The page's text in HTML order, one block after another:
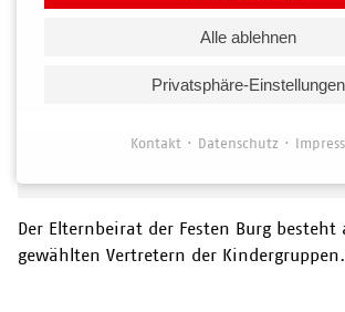
Der Elternbeirat der Festen Burg besteht
gewählten Vertretern der Kindergruppen.
Alle ablehnen
Privatsphäre-Einstellungen
Kontakt Datenschutz